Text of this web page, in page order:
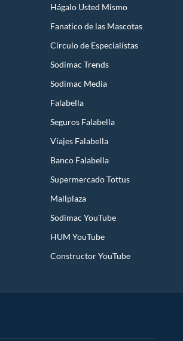
Hágalo Usted Mismo
Fanatico de las Mascotas
Círculo de Especialístas
Sodimac Trends
Sodimac Media
Falabella
Seguros Falabella
Viajes Falabella
Banco Falabella
Supermercado Tottus
Mallplaza
Sodimac YouTube
HUM YouTube
Constructor YouTube